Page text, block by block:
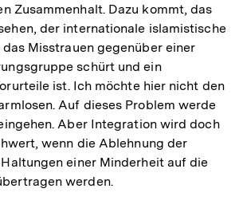
Zusammenhalt. Dazu kommt, das
der internationale islamistische
Misstrauen gegenüber einer
schürt und ein
ist. Ich möchte hier nicht den
Auf dieses Problem werde
Aber Integration wird doch
wenn die Ablehnung der
einer Minderheit auf die
werden.